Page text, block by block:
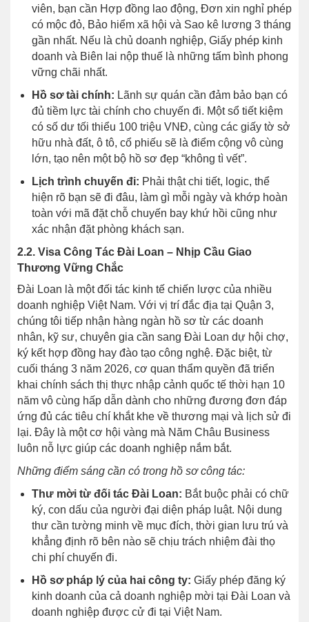
viên, bạn cần Hợp đồng lao động, Đơn xin nghỉ phép
có mộc đỏ, Bảo hiểm xã hội và Sao kê lương 3 tháng
gần nhất. Nếu là chủ doanh nghiệp, Giấy phép kinh
doanh và Biên lai nộp thuế là những tấm bình phong
vững chãi nhất.
Hồ sơ tài chính: Lãnh sự quán cần đảm bảo bạn có
đủ tiềm lực tài chính cho chuyến đi. Một sổ tiết kiệm
có số dư tối thiểu 100 triệu VNĐ, cùng các giấy tờ sở
hữu nhà đất, ô tô, cổ phiếu sẽ là điểm cộng vô cùng
lớn, tạo nên một bộ hồ sơ đẹp “không tì vết”.
Lịch trình chuyến đi: Phải thật chi tiết, logic, thể
hiện rõ bạn sẽ đi đâu, làm gì mỗi ngày và khớp hoàn
toàn với mã đặt chỗ chuyến bay khứ hồi cũng như
xác nhận đặt phòng khách sạn.
2.2. Visa Công Tác Đài Loan – Nhịp Cầu Giao
Thương Vững Chắc
Đài Loan là một đối tác kinh tế chiến lược của nhiều
doanh nghiệp Việt Nam. Với vị trí đắc địa tại Quận 3,
chúng tôi tiếp nhận hàng ngàn hồ sơ từ các doanh
nhân, kỹ sư, chuyên gia cần sang Đài Loan dự hội chợ,
ký kết hợp đồng hay đào tạo công nghệ. Đặc biệt, từ
cuối tháng 3 năm 2026, cơ quan thẩm quyền đã triển
khai chính sách thị thực nhập cảnh quốc tế thời hạn 10
năm vô cùng hấp dẫn dành cho những đương đơn đáp
ứng đủ các tiêu chí khắt khe về thương mại và lịch sử đi
lại. Đây là một cơ hội vàng mà Năm Châu Business
luôn nỗ lực giúp các doanh nghiệp nắm bắt.
Những điểm sáng cần có trong hồ sơ công tác:
Thư mời từ đối tác Đài Loan: Bắt buộc phải có chữ
ký, con dấu của người đại diện pháp luật. Nội dung
thư cần tường minh về mục đích, thời gian lưu trú và
khẳng định rõ bên nào sẽ chịu trách nhiệm đài thọ
chi phí chuyến đi.
Hồ sơ pháp lý của hai công ty: Giấy phép đăng ký
kinh doanh của cả doanh nghiệp mời tại Đài Loan và
doanh nghiệp được cử đi tại Việt Nam.